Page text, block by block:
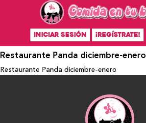
INICIAR SESIÓN ¡REGÍSTRATE!
Restaurante Panda diciembre-enero
Restaurante Panda diciembre-enero